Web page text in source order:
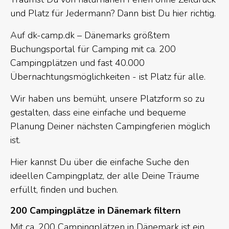
und Platz für Jedermann? Dann bist Du hier richtig.
Auf dk-camp.dk – Dänemarks größtem
Buchungsportal für Camping mit ca. 200
Campingplätzen und fast 40.000
Übernachtungsmöglichkeiten - ist Platz für alle.
Wir haben uns bemüht, unsere Platzform so zu
gestalten, dass eine einfache und bequeme
Planung Deiner nächsten Campingferien möglich
ist.
Hier kannst Du über die einfache Suche den
ideellen Campingplatz, der alle Deine Träume
erfüllt, finden und buchen.
200 Campingplätze in Dänemark filtern